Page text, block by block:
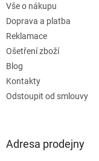
Vše o nákupu
Doprava a platba
Reklamace
Ošetření zboží
Blog
Kontakty
Odstoupit od smlouvy
Adresa prodejny